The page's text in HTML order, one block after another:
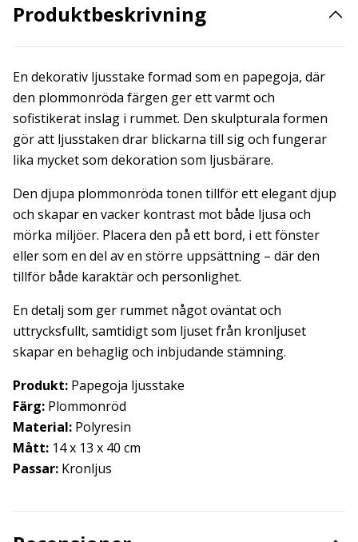
Produktbeskrivning
En dekorativ ljusstake formad som en papegoja, där
den plommonröda färgen ger ett varmt och
sofistikerat inslag i rummet. Den skulpturala formen
gör att ljusstaken drar blickarna till sig och fungerar
lika mycket som dekoration som ljusbärare.
Den djupa plommonröda tonen tillför ett elegant djup
och skapar en vacker kontrast mot både ljusa och
mörka miljöer. Placera den på ett bord, i ett fönster
eller som en del av en större uppsättning – där den
tillför både karaktär och personlighet.
En detalj som ger rummet något oväntat och
uttrycksfullt, samtidigt som ljuset från kronljuset
skapar en behaglig och inbjudande stämning.
Produkt: Papegoja ljusstake
Färg: Plommonröd
Material: Polyresin
Mått: 14 x 13 x 40 cm
Passar: Kronljus